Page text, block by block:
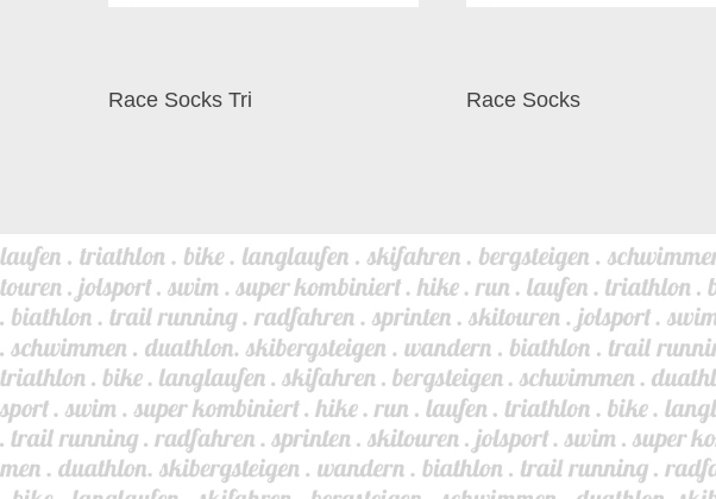
Race Socks Tri Race Socks